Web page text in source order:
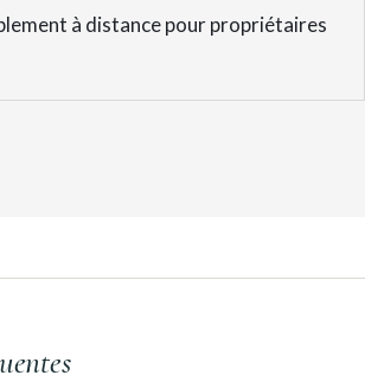
à distance pour propriétaires